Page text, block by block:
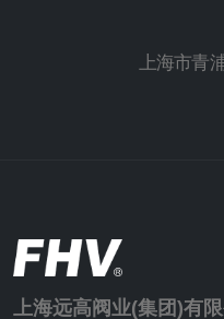
上海市青
上海远高阀业(集团)有